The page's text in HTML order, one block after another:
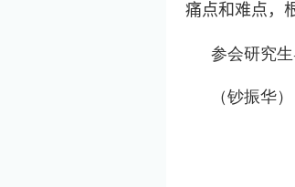
痛点和难点，
参会研究
（钞振华）